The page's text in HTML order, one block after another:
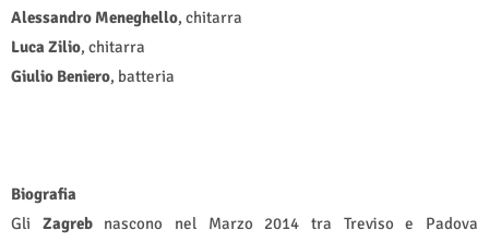
Alessandro Meneghello, chitarra
Luca Zilio, chitarra
Giulio Beniero, batteria
Biografia
Gli Zagrebnascono nel Marzo 2014 tra Treviso e Padova